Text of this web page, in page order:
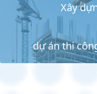
Xây
dự án thi